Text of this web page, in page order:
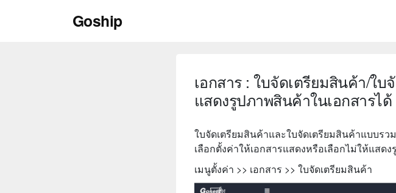
Goship
เอกสาร : ใบจัดเตรียมสินค้า/ใ
แสดงรูปภาพสินค้าในเอกสารได้
ใบจัดเตรียมสินค้าและใบจัดเตรียมสินค้าแบบร
เลือกตั้งค่าให้เอกสารแสดงหรือเลือกไม่ให้แสด
เมนูตั้งค่า >> เอกสาร >> ใบจัดเตรียมสินค้า